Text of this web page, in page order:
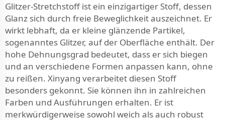
Glitzer-Stretchstoff ist ein einzigartiger Stoff, dessen
Glanz sich durch freie Beweglichkeit auszeichnet. Er
wirkt lebhaft, da er kleine glänzende Partikel,
sogenanntes Glitzer, auf der Oberfläche enthält. Der
hohe Dehnungsgrad bedeutet, dass er sich biegen
und an verschiedene Formen anpassen kann, ohne
zu reißen. Xinyang verarbeitet diesen Stoff
besonders gekonnt. Sie können ihn in zahlreichen
Farben und Ausführungen erhalten. Er ist
merkwürdigerweise sowohl weich als auch robust